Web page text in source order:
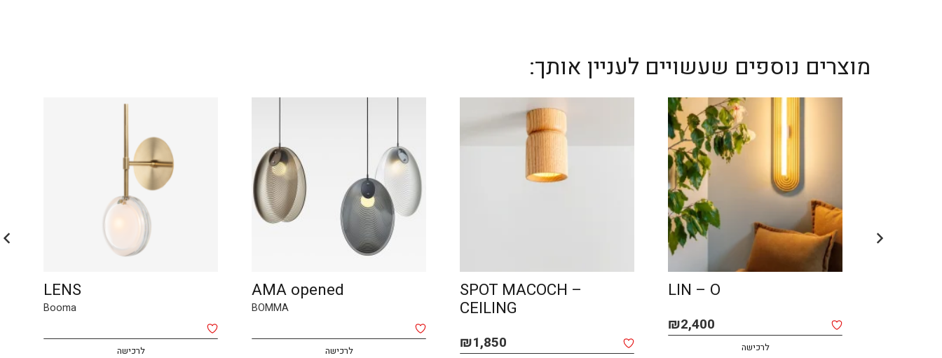
מוצרים נוספים שעשויים לעניין אותך:
LIN – O
₪2,400
לרכישה
SPOT MACOCH –
CEILING
₪1,850
AMA opened
BOMMA
לרכישה
LENS
Booma
לרכישה